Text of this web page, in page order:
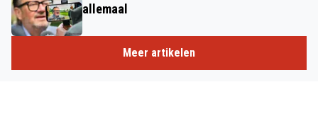
allemaal
Meer artikelen